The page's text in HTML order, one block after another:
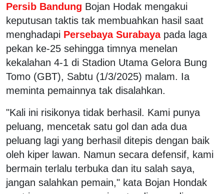
Persib Bandung Bojan Hodak mengakui
keputusan taktis tak membuahkan hasil saat
menghadapi Persebaya Surabaya pada laga
pekan ke-25 sehingga timnya menelan
kekalahan 4-1 di Stadion Utama Gelora Bung
Tomo (GBT), Sabtu (1/3/2025) malam. Ia
meminta pemainnya tak disalahkan.
"Kali ini risikonya tidak berhasil. Kami punya
peluang, mencetak satu gol dan ada dua
peluang lagi yang berhasil ditepis dengan baik
oleh kiper lawan. Namun secara defensif, kami
bermain terlalu terbuka dan itu salah saya,
jangan salahkan pemain," kata Bojan Hondak